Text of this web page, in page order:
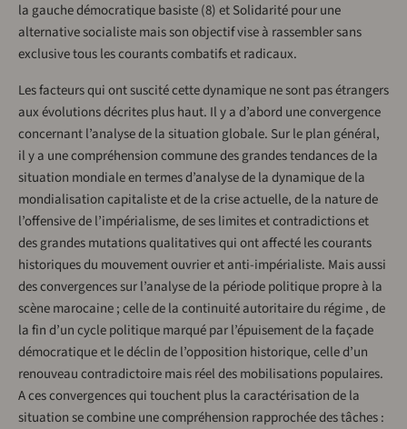
la gauche démocratique basiste (8) et Solidarité pour une
alternative socialiste mais son objectif vise à rassembler sans
exclusive tous les courants combatifs et radicaux.
Les facteurs qui ont suscité cette dynamique ne sont pas étrangers
aux évolutions décrites plus haut. Il y a d’abord une convergence
concernant l’analyse de la situation globale. Sur le plan général,
il y a une compréhension commune des grandes tendances de la
situation mondiale en termes d’analyse de la dynamique de la
mondialisation capitaliste et de la crise actuelle, de la nature de
l’offensive de l’impérialisme, de ses limites et contradictions et
des grandes mutations qualitatives qui ont affecté les courants
historiques du mouvement ouvrier et anti-impérialiste. Mais aussi
des convergences sur l’analyse de la période politique propre à la
scène marocaine ; celle de la continuité autoritaire du régime , de
la fin d’un cycle politique marqué par l’épuisement de la façade
démocratique et le déclin de l’opposition historique, celle d’un
renouveau contradictoire mais réel des mobilisations populaires.
A ces convergences qui touchent plus la caractérisation de la
situation se combine une compréhension rapprochée des tâches :